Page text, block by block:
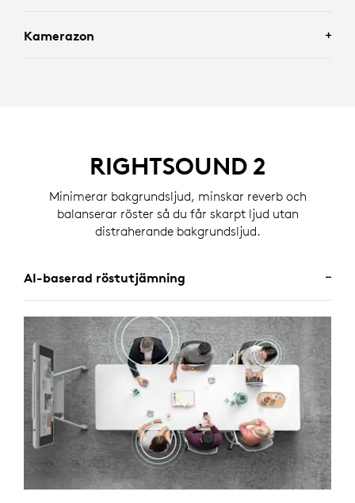
Kamerazon
RIGHTSOUND 2
Minimerar bakgrundsljud, minskar reverb och
balanserar röster så du får skarpt ljud utan
distraherande bakgrundsljud.
AI-baserad röstutjämning